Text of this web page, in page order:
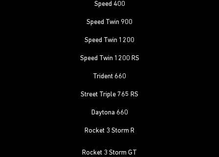
Speed 400
Speed Twin 900
Speed Twin 1200
Speed Twin 1200 RS
Trident 660
Street Triple 765 RS
Daytona 660
Rocket 3 Storm R
Rocket 3 Storm GT